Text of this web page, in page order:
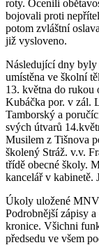
roty. Ocenili
bojovali proti
potom zvláštní
již vysloveno.
Následující dny byly
umístěna ve školní
13. května do rukou
Kubáčka por. v zál.
Tamborský a
svých útvarů
Musilem z Tišnova
školený Stráž. v.v.
třídě obecné školy.
kancelář v kabinetě.
Úkoly uložené MNV
Podrobnější zápisy
kronice. Všichni
předsedu ve všem